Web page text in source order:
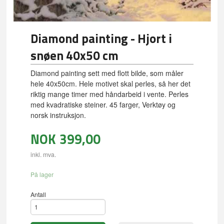
Diamond painting - Hjort i
snøen 40x50 cm
Diamond painting sett med flott bilde, som måler
hele 40x50cm. Hele motivet skal perles, så her det
riktig mange timer med håndarbeid i vente. Perles
med kvadratiske steiner. 45 farger, Verktøy og
norsk instruksjon.
NOK 399,00
inkl. mva.
På lager
Antall